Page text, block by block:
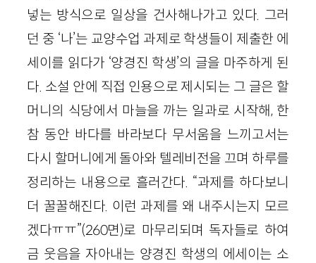
넣는 방식으로 일상을 건사해나가고 있다. 그러
던 중 ‘나’는 교양수업 과제로 학생들이 제출한 에
세이를 읽다가 ‘양경진 학생’의 글을 마주하게 된
다. 소설 안에 직접 인용으로 제시되는 그 글은 할
머니의 식당에서 마늘을 까는 일과로 시작해, 한
참 동안 바다를 바라보다 무서움을 느끼고서는
다시 할머니에게 돌아와 텔레비전을 끄며 하루를
정리하는 내용으로 흘러간다. “과제를 하다보니
더 꿀꿀해진다. 이런 과제를 왜 내주시는지 모르
겠다ㅠㅠ”(260면)로 마무리되며 독자들로 하여
금 웃음을 자아내는 양경진 학생의 에세이는 소